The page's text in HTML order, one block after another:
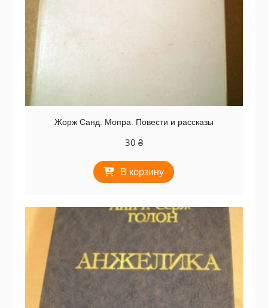
Жорж Санд. Мопра. Повести и рассказы
30 ₴
В корзину